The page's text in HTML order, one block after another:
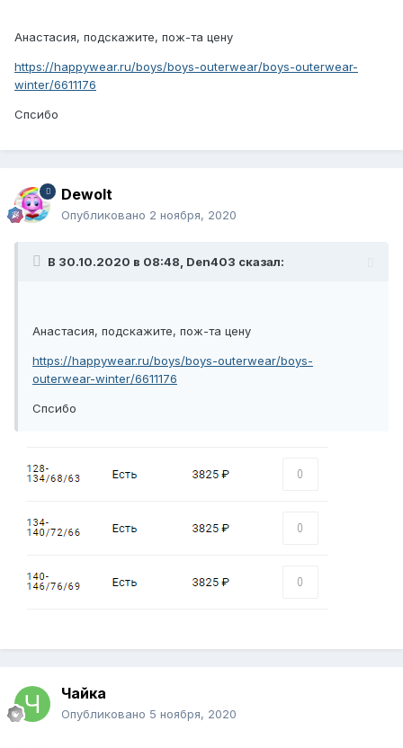
Анастасия, подскажите, пож-та цену
https://happywear.ru/boys/boys-outerwear/boys-outerwear-
winter/6611176
Спсибо
Dewolt
Опубликовано 2 ноября, 2020
В 30.10.2020 в 08:48, Den403 сказал:
Анастасия, подскажите, пож-та цену
https://happywear.ru/boys/boys-outerwear/boys-
outerwear-winter/6611176
Спсибо
Чайка
Опубликовано 5 ноября, 2020